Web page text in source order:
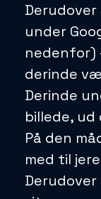
under
nedenfor)
derinde
Derinde
billede,
På den
med til